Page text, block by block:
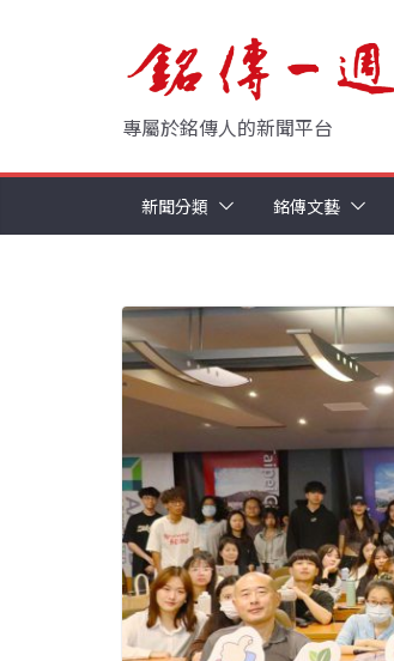
專屬於銘傳人的新聞平台
新聞分類 銘傳文藝